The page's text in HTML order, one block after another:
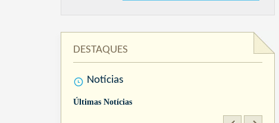
DESTAQUES
Notícias
Últimas Notícias